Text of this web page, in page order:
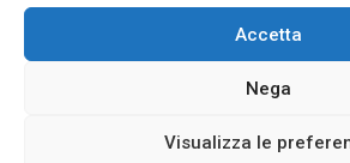
Accetta
Nega
Visualizza le
CHIUSO IL SABATO
(gennaio, febbraio, agosto, settembre)
Copyright © 2026. Viglezio - Tutti